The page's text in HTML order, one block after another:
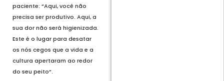
paciente: “Aqui, você não
precisa ser produtivo. Aqui, a
sua dor não será higienizada.
Este é o lugar para desatar
os nós cegos que a vida e a
cultura apertaram ao redor
do seu peito”.